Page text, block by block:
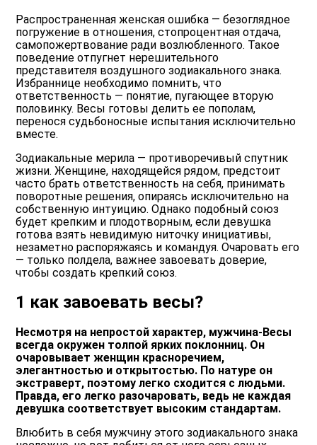
Распространенная женская ошибка — безоглядное
погружение в отношения, стопроцентная отдача,
самопожертвование ради возлюбленного. Такое
поведение отпугнет нерешительного
представителя воздушного зодиакального знака.
Избраннице необходимо помнить, что
ответственность — понятие, пугающее вторую
половинку. Весы готовы делить ее пополам,
перенося судьбоносные испытания исключительно
вместе.
Зодиакальные мерила — противоречивый спутник
жизни. Женщине, находящейся рядом, предстоит
часто брать ответственность на себя, принимать
поворотные решения, опираясь исключительно на
собственную интуицию. Однако подобный союз
будет крепким и плодотворным, если девушка
готова взять невидимую ниточку инициативы,
незаметно распоряжаясь и командуя. Очаровать его
— только полдела, важнее завоевать доверие,
чтобы создать крепкий союз.
1 как завоевать весы?
Несмотря на непростой характер, мужчина-Весы
всегда окружен толпой ярких поклонниц. Он
очаровывает женщин красноречием,
элегантностью и открытостью. По натуре он
экстраверт, поэтому легко сходится с людьми.
Правда, его легко разочаровать, ведь не каждая
девушка соответствует высоким стандартам.
Влюбить в себя мужчину этого зодиакального знака